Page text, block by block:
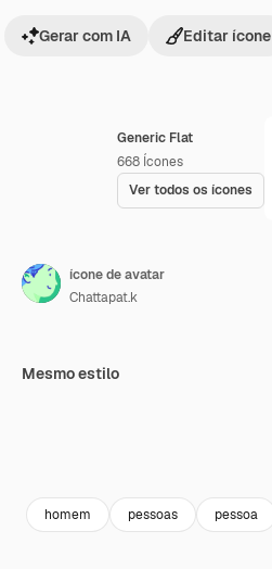
Generic Flat
668 Ícones
Ver todos os ícones
Gerar com IA Editar ícone
ícone de avatar
Chattapat.k
Mesmo estilo
homem pessoas pessoa